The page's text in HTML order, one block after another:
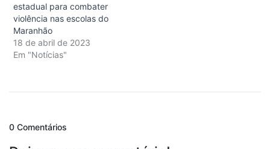
estadual para combater
violência nas escolas do
Maranhão
18 de abril de 2023
Em "Notícias"
0 Comentários